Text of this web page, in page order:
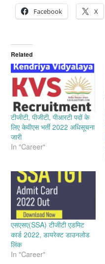
Facebook X
Related
टीजीटी, पीजीटी, पीआरटी पदों के
लिए केवीएस भर्ती 2022 अधिसूचना
जारी
In "Career"
एसएसए(SSA) टीजीटी एडमिट
कार्ड 2022, डायरेक्ट डाउनलोड
लिंक
In "Career"